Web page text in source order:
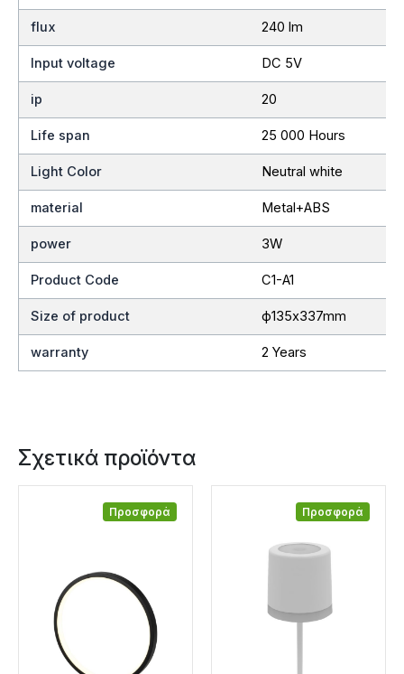
flux 240 lm
Input voltage DC 5V
ip 20
Life span 25 000 Hours
Light Color Neutral white
material Metal+ABS
power 3W
Product Code C1-A1
Size of product ф135x337mm
warranty 2 Years
Σχετικά προϊόντα
Προσφορά Προσφορά